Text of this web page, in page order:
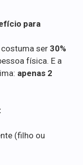
para
ser 30%
física. E a
apenas 2
(filho ou